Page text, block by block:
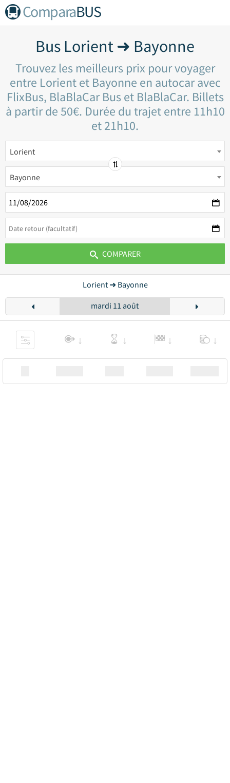
ComparaBUS
Bus Lorient ➜ Bayonne
Trouvez les meilleurs prix pour voyager
entre Lorient et Bayonne en autocar avec
FlixBus, BlaBlaCar Bus et BlaBlaCar. Billets
à partir de 50€. Durée du trajet entre 11h10
et 21h10.
Lorient
Bayonne
COMPARER
Lorient ➜ Bayonne
mardi 11 août